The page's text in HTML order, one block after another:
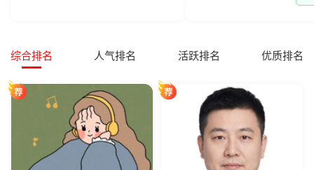
综合排名 人气排名 活跃排名 优质排名